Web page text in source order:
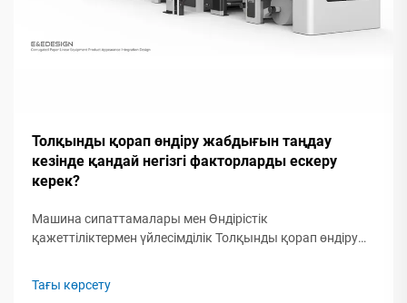
Толқынды қорап өндіру жабдығын таңдау
кезінде қандай негізгі факторларды ескеру
керек?
Машина сипаттамалары мен Өндірістік
қажеттіліктермен үйлесімділік Толқынды қорап өндіру
сипаттамалар мен операциялық қажеттіліктер
Тағы көрсету